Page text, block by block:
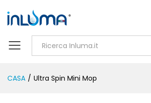
CASA / Ultra Spin Mini Mop